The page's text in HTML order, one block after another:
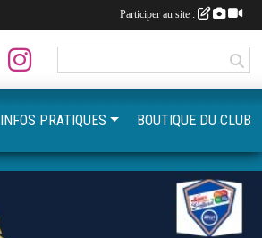
INFOS PRATIQUES BOUTIQUE DU CLUB
Participer au site :